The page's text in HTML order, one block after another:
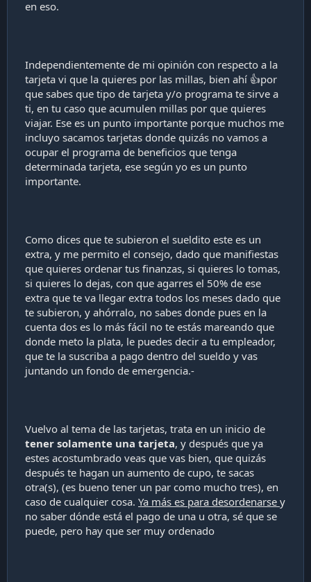
en eso.
Independientemente de mi opinión con respecto a la
tarjeta vi que la quieres por las millas, bien ahí 👍por
que sabes que tipo de tarjeta y/o programa te sirve a
ti, en tu caso que acumulen millas por que quieres
viajar. Ese es un punto importante porque muchos me
incluyo sacamos tarjetas donde quizás no vamos a
ocupar el programa de beneficios que tenga
determinada tarjeta, ese según yo es un punto
importante.
Como dices que te subieron el sueldito este es un
extra, y me permito el consejo, dado que manifiestas
que quieres ordenar tus finanzas, si quieres lo tomas,
si quieres lo dejas, con que agarres el 50% de ese
extra que te va llegar extra todos los meses dado que
te subieron, y ahórralo, no sabes donde pues en la
cuenta dos es lo más fácil no te estás mareando que
donde meto la plata, le puedes decir a tu empleador,
que te la suscriba a pago dentro del sueldo y vas
juntando un fondo de emergencia.-
Vuelvo al tema de las tarjetas, trata en un inicio de
tener solamente una tarjeta, y después que ya
estes acostumbrado veas que vas bien, que quizás
después te hagan un aumento de cupo, te sacas
otra(s), (es bueno tener un par como mucho tres), en
caso de cualquier cosa. Ya más es para desordenarse y
no saber dónde está el pago de una u otra, sé que se
puede, pero hay que ser muy ordenado